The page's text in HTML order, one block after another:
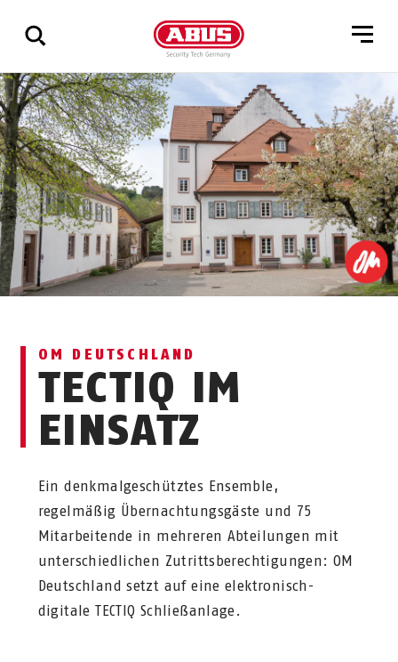
Zeige
alle
Ergebnisse
OM DEUTSCHLAND
TECTIQ IM
EINSATZ
Ein denkmalgeschütztes Ensemble,
regelmäßig Übernachtungsgäste und 75
Mitarbeitende in mehreren Abteilungen mit
unterschiedlichen Zutrittsberechtigungen: OM
Deutschland setzt auf eine elektronisch-
digitale TECTIQ Schließanlage.